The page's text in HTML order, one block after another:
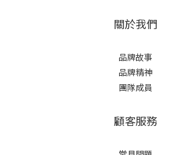
關於我們
品牌故事
品牌精神
團隊成員
顧客服務